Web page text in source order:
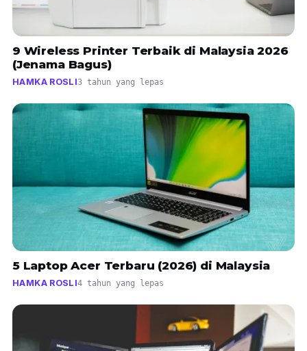
9 Wireless Printer Terbaik di Malaysia 2026
(Jenama Bagus)
HAMKA ROSLI3 tahun yang lepas
5 Laptop Acer Terbaru (2026) di Malaysia
HAMKA ROSLI4 tahun yang lepas